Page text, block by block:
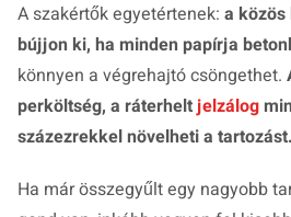
A szakértők egyetértenek: a
bújjon ki, ha minden papírja
könnyen a végrehajtó csöngethet.
perköltség, a ráterheltjelzálog
százezrekkel növelheti a tartozást.
Ha már összegyűlt egy nagyobb